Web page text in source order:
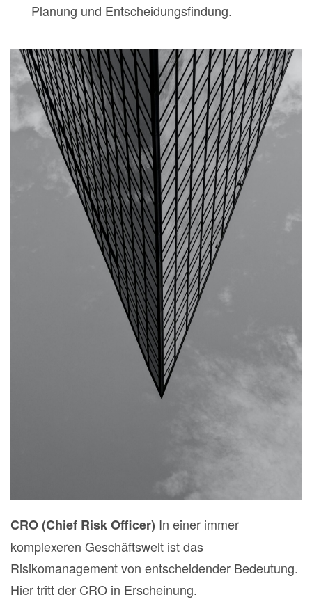
Planung und Entscheidungsfindung.
CRO (Chief Risk Officer) In einer immer
komplexeren Geschäftswelt ist das
Risikomanagement von entscheidender Bedeutung.
Hier tritt der CRO in Erscheinung.